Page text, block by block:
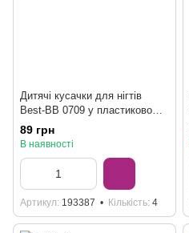
Дитячі кусачки для нігтів
Best-BB 0709 у пластиковому
корпусі, бірюзові
89 грн
В наявності
Артикул 193387 Кількість 4